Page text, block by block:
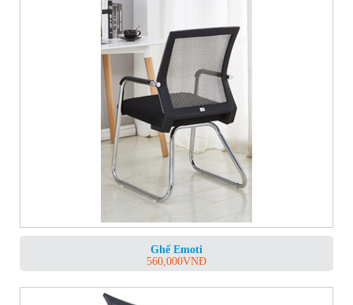
Ghế Emoti
560,000VNĐ